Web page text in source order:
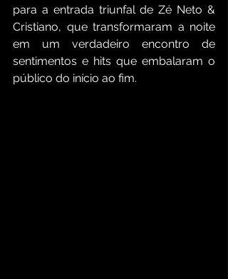
para a entrada triunfal de Zé Neto &
Cristiano, que transformaram a noite
em um verdadeiro encontro de
sentimentos e hits que embalaram o
público do início ao fim.